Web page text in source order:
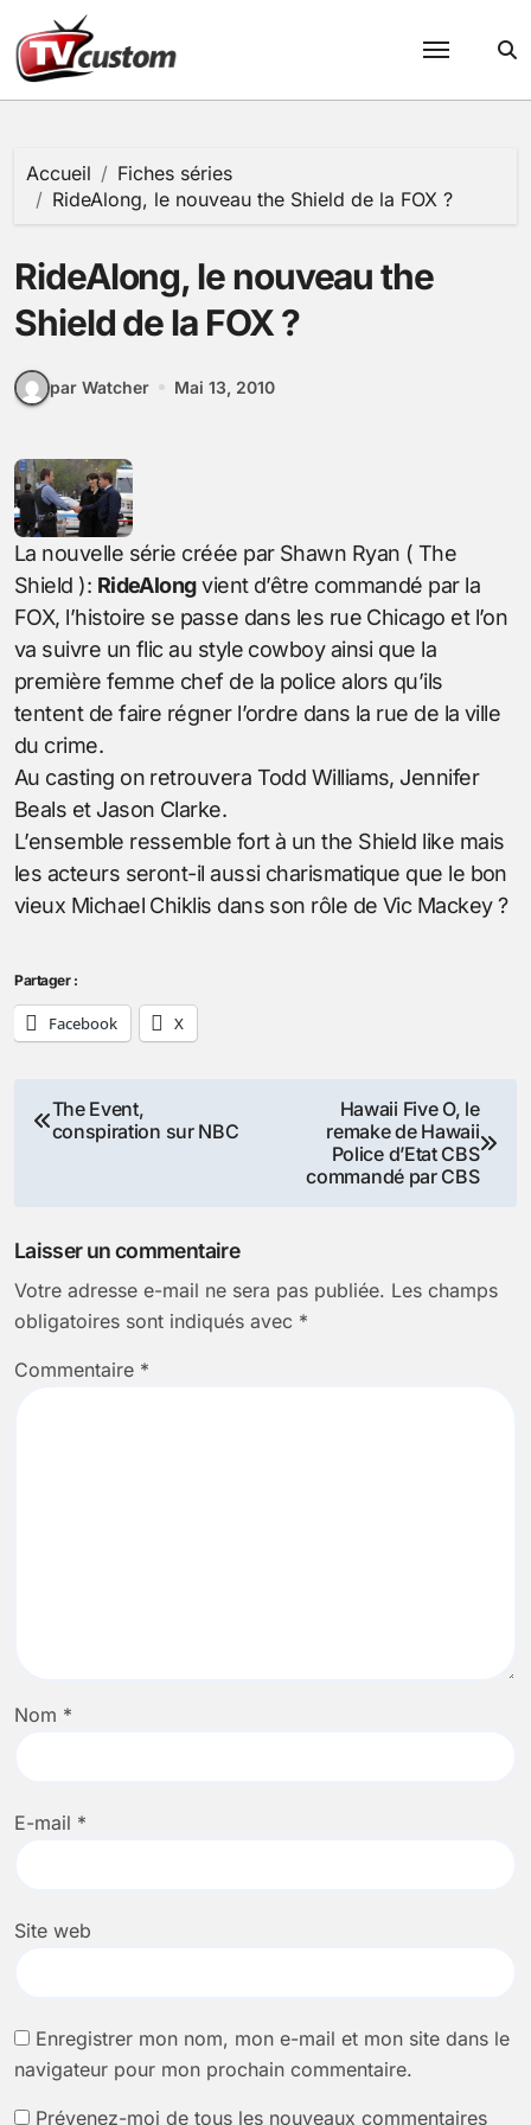
au
contenu
Accueil
Fiches séries
RideAlong, le nouveau the Shield de la FOX ?
RideAlong, le nouveau the
Shield de la FOX ?
par Watcher Mai 13, 2010
La nouvelle série créée par Shawn Ryan ( The
Shield ): RideAlongvient d’être commandé par la
FOX, l’histoire se passe dans les rue Chicago et l’on
va suivre un flic au style cowboy ainsi que la
première femme chef de la police alors qu’ils
tentent de faire régner l’ordre dans la rue de la ville
du crime.
Au casting on retrouvera Todd Williams, Jennifer
Beals et Jason Clarke.
L’ensemble ressemble fort à un the Shield like mais
les acteurs seront-il aussi charismatique que le bon
vieux Michael Chiklis dans son rôle de Vic Mackey ?
Partager :
Facebook X
Navigation
The Event,
conspiration sur NBC
Hawaii Five O, le
remake de Hawaii
Police d’Etat CBS
commandé par CBS
Laisser un commentaire
Votre adresse e-mail ne sera pas publiée. Les champs
obligatoires sont indiqués avec *
Commentaire *
Nom *
E-mail *
Site web
Enregistrer mon nom, mon e-mail et mon site dans le
navigateur pour mon prochain commentaire.
Prévenez-moi de tous les nouveaux commentaires